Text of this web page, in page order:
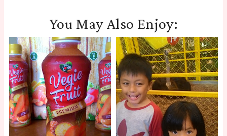
You May Also Enjoy: